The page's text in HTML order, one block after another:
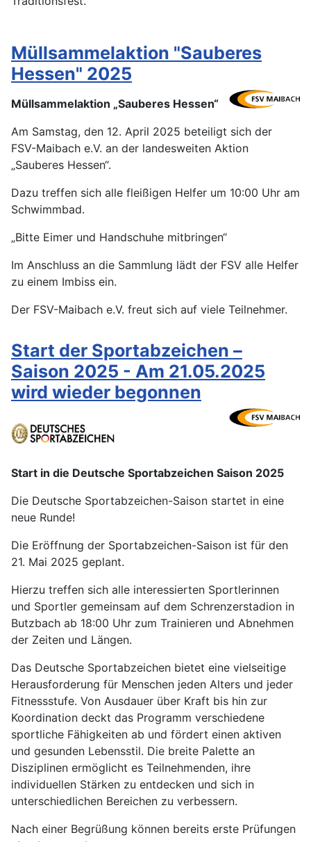
Müllsammelaktion "Sauberes
Hessen" 2025
Müllsammelaktion „Sauberes Hessen“
Am Samstag, den 12. April 2025 beteiligt sich der
FSV-Maibach e.V. an der landesweiten Aktion
„Sauberes Hessen“.
Dazu treffen sich alle fleißigen Helfer um 10:00 Uhr am
Schwimmbad.
„Bitte Eimer und Handschuhe mitbringen“
Im Anschluss an die Sammlung lädt der FSV alle Helfer
zu einem Imbiss ein.
Der FSV-Maibach e.V. freut sich auf viele Teilnehmer.
Start der Sportabzeichen –
Saison 2025 - Am 21.05.2025
wird wieder begonnen
Start in die Deutsche Sportabzeichen Saison 2025
Die Deutsche Sportabzeichen-Saison startet in eine
neue Runde!
Die Eröffnung der Sportabzeichen-Saison ist für den
21. Mai 2025 geplant.
Hierzu treffen sich alle interessierten Sportlerinnen
und Sportler gemeinsam auf dem Schrenzerstadion in
Butzbach ab 18:00 Uhr zum Trainieren und Abnehmen
der Zeiten und Längen.
Das Deutsche Sportabzeichen bietet eine vielseitige
Herausforderung für Menschen jeden Alters und jeder
Fitnessstufe. Von Ausdauer über Kraft bis hin zur
Koordination deckt das Programm verschiedene
sportliche Fähigkeiten ab und fördert einen aktiven
und gesunden Lebensstil. Die breite Palette an
Disziplinen ermöglicht es Teilnehmenden, ihre
individuellen Stärken zu entdecken und sich in
unterschiedlichen Bereichen zu verbessern.
Nach einer Begrüßung können bereits erste Prüfungen